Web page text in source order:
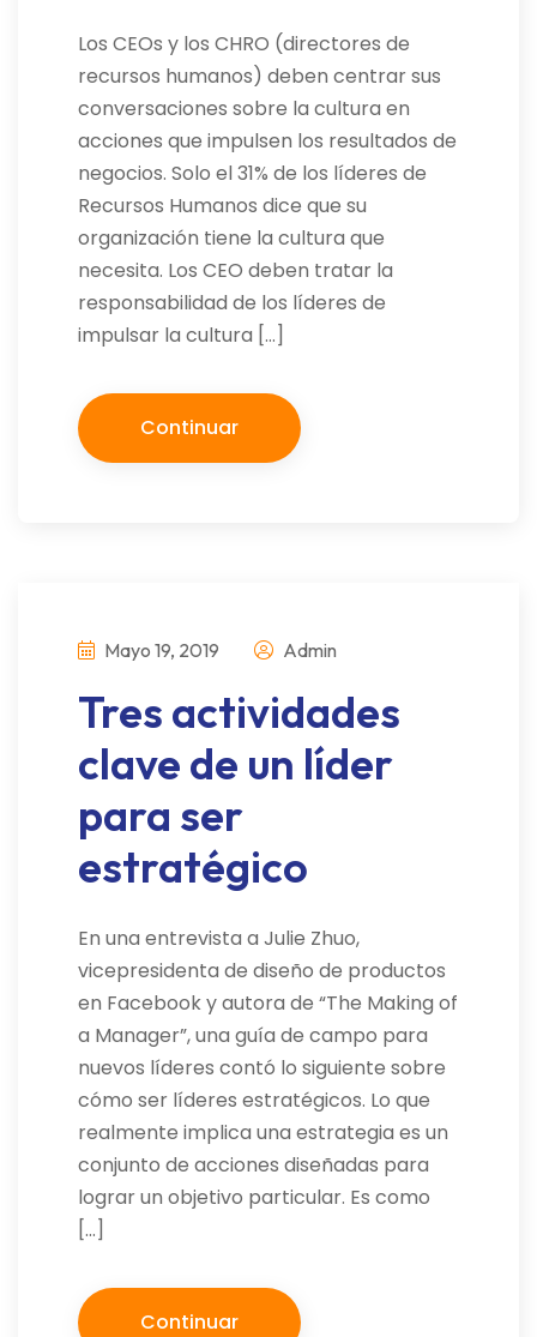
Los CEOs y los CHRO (directores de
recursos humanos) deben centrar sus
conversaciones sobre la cultura en
acciones que impulsen los resultados de
negocios. Solo el 31% de los líderes de
Recursos Humanos dice que su
organización tiene la cultura que
necesita. Los CEO deben tratar la
responsabilidad de los líderes de
impulsar la cultura […]
Continuar
Mayo 19, 2019 Admin
Tres actividades
clave de un líder
para ser
estratégico
En una entrevista a Julie Zhuo,
vicepresidenta de diseño de productos
en Facebook y autora de “The Making of
a Manager”, una guía de campo para
nuevos líderes contó lo siguiente sobre
cómo ser líderes estratégicos. Lo que
realmente implica una estrategia es un
conjunto de acciones diseñadas para
lograr un objetivo particular. Es como
[…]
Continuar